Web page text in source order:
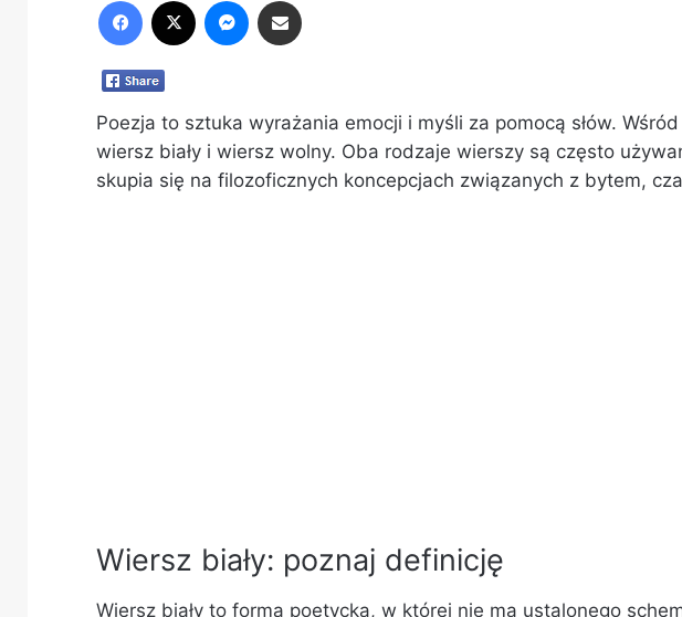
Poezja to sztuka wyrażania emocji i myśli za pomocą słów.
wiersz biały i wiersz wolny. Oba rodzaje wierszy są często
skupia się na filozoficznych koncepcjach związanych z bytem,
Wiersz biały: poznaj definicję
Wiersz biały to forma poetycka, w której nie ma ustalonego